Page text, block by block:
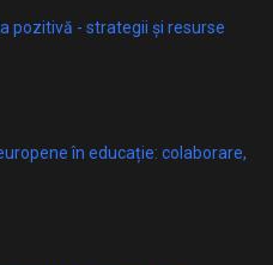
pozitivă - strategii și resurse
în educație: colaborare,